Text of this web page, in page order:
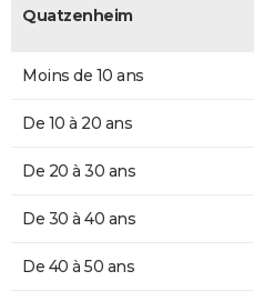
Quatzenheim
Moins de 10 ans
De 10 à 20 ans
De 20 à 30 ans
De 30 à 40 ans
De 40 à 50 ans